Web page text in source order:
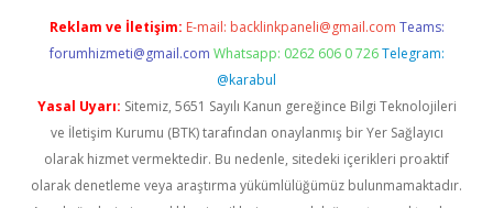
Reklam ve İletişim: E-mail: backlinkpaneli@gmail.com Teams:
forumhizmeti@gmail.com Whatsapp: 0262 606 0 726 Telegram:
@karabul
Yasal Uyarı: Sitemiz, 5651 Sayılı Kanun gereğince Bilgi Teknolojileri
ve İletişim Kurumu (BTK) tarafından onaylanmış bir Yer Sağlayıcı
olarak hizmet vermektedir. Bu nedenle, sitedeki içerikleri proaktif
olarak denetleme veya araştırma yükümlülüğümüz bulunmamaktadır.